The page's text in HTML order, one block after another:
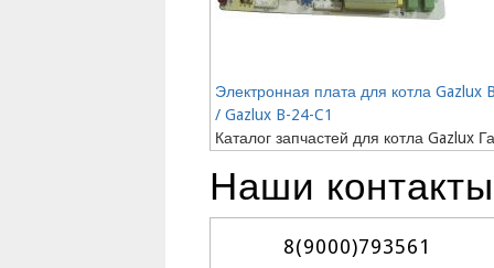
Электронная плата для котла Gazlux
/ Gazlux B-24-C1
Каталог запчастей для котла Gazlux
Наши контакты
8(9000)793561